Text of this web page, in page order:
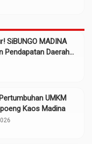
SiBUNGO MADINA
Pendapatan Daerah
UMKM
Kaos Madina